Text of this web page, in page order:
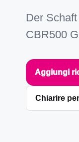
Der
CBR500
Aggiungi
Chiarire